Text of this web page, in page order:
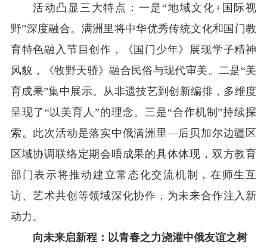
活动凸显三大特点：一是“地域文化+国际视
野”深度融合。满洲里将中华优秀传统文化和国门教
育特色融入节目创作，《国门少年》展现学子精神
风貌，《牧野天骄》融合民俗与现代审美。二是“美
育成果”集中展示。从非遗技艺到创新编排，多维度
呈现了“以美育人”的理念。三是“合作机制”持续探
索。此次活动是落实中俄满洲里—后贝加尔边疆区
区域协调联络定期会晤成果的具体体现，双方教育
部门表示将推动建立常态化交流机制，在师生互
访、艺术共创等领域深化协作，为未来合作注入新
动力。
向未来启新程：以青春之力浇灌中俄友谊之树